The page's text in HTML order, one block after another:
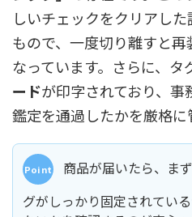
しいチェックをクリアし
もので、一度切り離すと
なっています。さらに、タ
ードが印字されており、
鑑定を通過したかを厳格に
商品が届いたら、ま
グがしっかり固定されてい